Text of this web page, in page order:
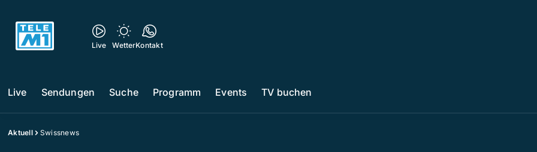
Live WetterKontakt
Live Sendungen Suche Programm Events TV buchen
Aktuell Swissnews